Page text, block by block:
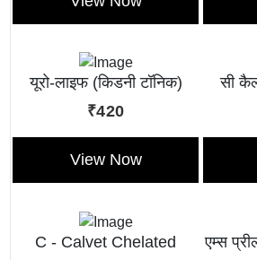
यूरो-लाइफ (किडनी टॉनिक)
₹420
View Now
सी
C - Calvet Chelated
एम्स